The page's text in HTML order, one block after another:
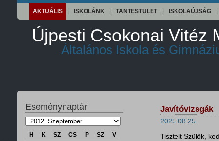
AKTUÁLIS ISKOLÁNK TANTESTÜLET ISKOLAÚJSÁG
Újpesti Csokonai Vitéz
Általános Iskola és
Eseménynaptár
H K SZ CS P SZ
V
Javítóvizsgák
2025.08.25.
Tisztelt Szülők,